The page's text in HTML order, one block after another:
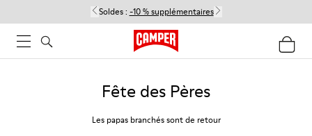
Soldes : -10 % supplémentaires
Fête des Pères
Les papas branchés sont de retour